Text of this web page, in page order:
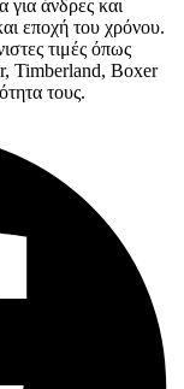
άνδρες και
εποχή του χρόνου.
τιμές όπως
Timberland, Boxer
τους.